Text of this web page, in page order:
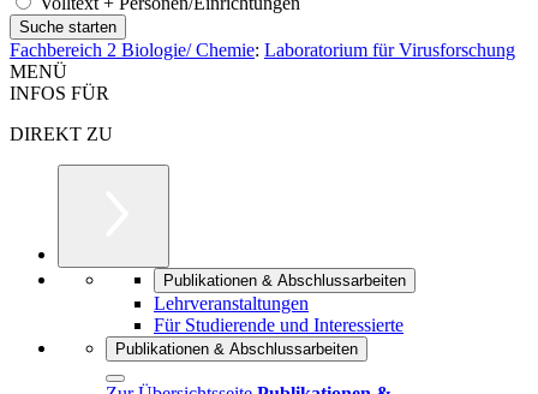
Fachbereich 2 Biologie/ Chemie: Laboratorium für Virusforschung
MENÜ
INFOS FÜR
DIREKT ZU
Publikationen & Abschlussarbeiten
Lehrveranstaltungen
Für Studierende und Interessierte
Publikationen & Abschlussarbeiten